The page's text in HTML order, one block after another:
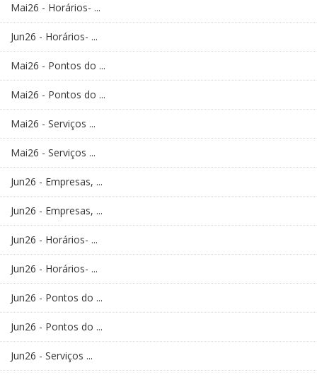
Mai26 - Horários- ...
Jun26 - Horários- ...
Mai26 - Pontos do ...
Mai26 - Pontos do ...
Mai26 - Serviços ...
Mai26 - Serviços ...
Jun26 - Empresas, ...
Jun26 - Empresas, ...
Jun26 - Horários- ...
Jun26 - Horários- ...
Jun26 - Pontos do ...
Jun26 - Pontos do ...
Jun26 - Serviços ...